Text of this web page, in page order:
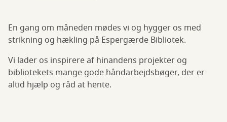
En gang om måneden mødes vi og hygger os med
strikning og hækling på Espergærde Bibliotek.
Vi lader os inspirere af hinandens projekter og
bibliotekets mange gode håndarbejdsbøger, der er
altid hjælp og råd at hente.